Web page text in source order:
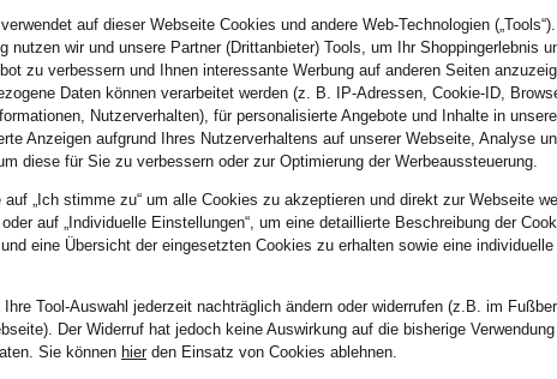
auf dieser Webseite Cookies und andere Web-Technologien
nutzen wir und unsere Partner (Drittanbieter) Tools, um Ihr Shoppingerlebnis
zu verbessern und Ihnen interessante Werbung auf anderen Seiten
Daten können verarbeitet werden (z. B. IP-Adressen, Cookie-ID,
Nutzerverhalten), für personalisierte Angebote und Inhalte in
Anzeigen aufgrund Ihres Nutzerverhaltens auf unserer Webseite, Analyse
diese für Sie zu verbessern oder zur Optimierung der Werbeaussteuerung.
auf „Ich stimme zu“ um alle Cookies zu akzeptieren und direkt zur Webseite
auf „Individuelle Einstellungen“, um eine detaillierte Beschreibung der
eine Übersicht der eingesetzten Cookies zu erhalten sowie eine individuelle
Tool-Auswahl jederzeit nachträglich ändern oder widerrufen (z.B. im
Der Widerruf hat jedoch keine Auswirkung auf die bisherige
Sie können hierden Einsatz von Cookies ablehnen.